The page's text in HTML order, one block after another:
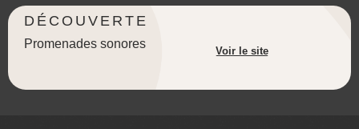
DÉCOUVERTE
Promenades sonores
Voir le site